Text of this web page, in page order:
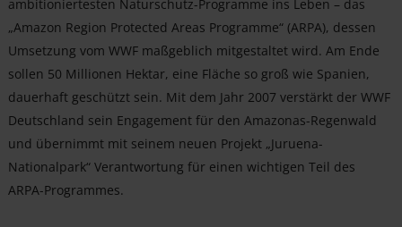
ambitioniertesten Naturschutz-Programme ins Leben – das
„Amazon Region Protected Areas Programme“ (ARPA), dessen
Umsetzung vom WWF maßgeblich mitgestaltet wird. Am Ende
sollen 50 Millionen Hektar, eine Fläche so groß wie Spanien,
dauerhaft geschützt sein. Mit dem Jahr 2007 verstärkt der WWF
Deutschland sein Engagement für den Amazonas-Regenwald
und übernimmt mit seinem neuen Projekt „Juruena-
Nationalpark“ Verantwortung für einen wichtigen Teil des
ARPA-Programmes.